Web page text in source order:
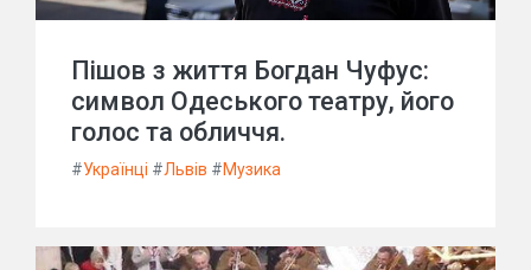
Пішов з життя Богдан Чуфус:
символ Одеського театру, його
голос та обличчя.
#Українці #Львів #Музика